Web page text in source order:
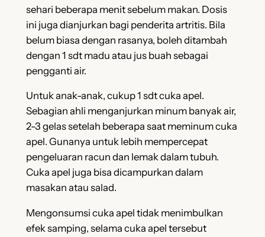
sehari beberapa menit sebelum makan. Dosis
ini juga dianjurkan bagi penderita artritis. Bila
belum biasa dengan rasanya, boleh ditambah
dengan 1 sdt madu atau jus buah sebagai
pengganti air.
Untuk anak-anak, cukup 1 sdt cuka apel.
Sebagian ahli menganjurkan minum banyak air,
2-3 gelas setelah beberapa saat meminum cuka
apel. Gunanya untuk lebih mempercepat
pengeluaran racun dan lemak dalam tubuh.
Cuka apel juga bisa dicampurkan dalam
masakan atau salad.
Mengonsumsi cuka apel tidak menimbulkan
efek samping, selama cuka apel tersebut